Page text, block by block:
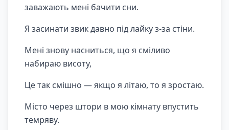
заважають мені бачити сни.
Я засинати звик давно під лайку з-за стіни.
Мені знову насниться, що я сміливо
набираю висоту,
Це так смішно — якщо я літаю, то я зростаю.
Місто через штори в мою кімнату впустить
темряву.